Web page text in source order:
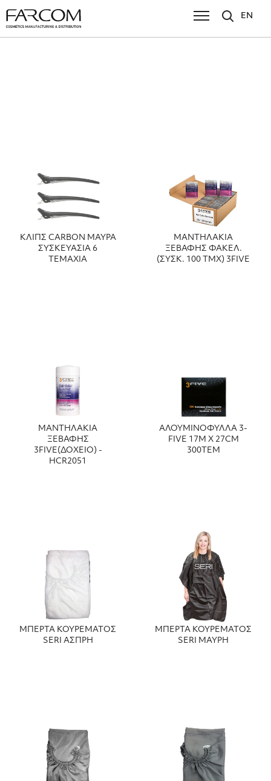
EN
ΚΛΙΠΣ CARBON ΜΑΥΡΑ
ΣΥΣΚΕΥΑΣΙΑ 6
ΤΕΜΑΧΙΑ
ΜΑΝΤΗΛΑΚΙΑ
ΞΕΒΑΦΗΣ ΦΑΚΕΛ.
(ΣΥΣΚ. 100 ΤΜΧ) 3FIVE
ΜΑΝΤΗΛΑΚΙΑ
ΞΕΒΑΦΗΣ
3FIVE(ΔΟΧΕΙΟ) -
HCR2051
ΑΛΟΥΜΙΝΟΦΥΛΛΑ 3-
FIVE 17Μ Χ 27CM
300ΤΕΜ
ΜΠΕΡΤΑ ΚΟΥΡΕΜΑΤΟΣ
SERI ΑΣΠΡΗ
ΜΠΕΡΤΑ ΚΟΥΡΕΜΑΤΟΣ
SERI ΜΑΥΡΗ